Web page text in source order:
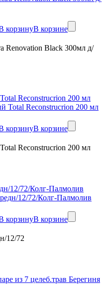
корзинуВ корзине
Black 300мл д/
Reconstrucrion 200 мл
корзинуВ корзине
Reconstrucrion 200 мл
12/72/Колг-Палмолив
корзинуВ корзине
12/72
из 7 целеб.трав Берегиня